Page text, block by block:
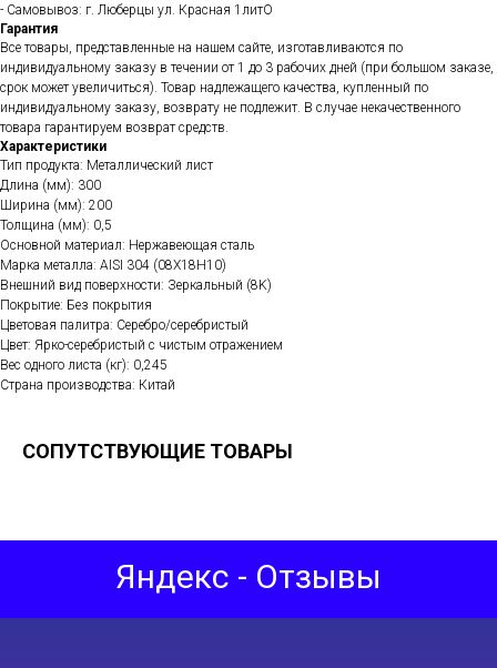
- Самовывоз: г. Люберцы ул. Красная 1литО
Гарантия
Все товары, представленные на нашем сайте, изготавливаются по
индивидуальному заказу в течении от 1 до 3 рабочих дней (при большом заказе,
срок может увеличиться). Товар надлежащего качества, купленный по
индивидуальному заказу, возврату не подлежит. В случае некачественного
товара гарантируем возврат средств.
Характеристики
Тип продукта: Металлический лист
Длина (мм): 300
Ширина (мм): 200
Толщина (мм): 0,5
Основной материал: Нержавеющая сталь
Марка металла: AISI 304 (08Х18Н10)
Внешний вид поверхности: Зеркальный (8K)
Покрытие: Без покрытия
Цветовая палитра: Серебро/серебристый
Цвет: Ярко-серебристый с чистым отражением
Вес одного листа (кг): 0,245
Страна производства: Китай
СОПУТСТВУЮЩИЕ ТОВАРЫ
Яндекс - Отзывы